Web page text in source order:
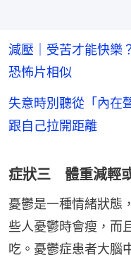
減壓｜受苦才能快
恐怖片相似
失意時別聽從「內
跟自己拉開距離
症狀三 體重減輕
憂鬱是一種情緒狀態
些人憂鬱時會瘦，而
吃。憂鬱症患者大腦